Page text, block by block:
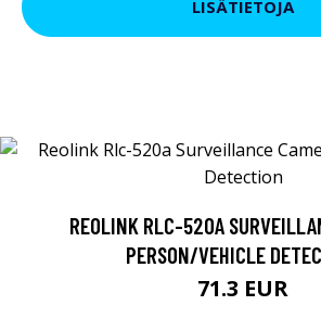
LISÄTIETOJA
REOLINK RLC-520A
PERSON/VEHICLE
71.3 EUR